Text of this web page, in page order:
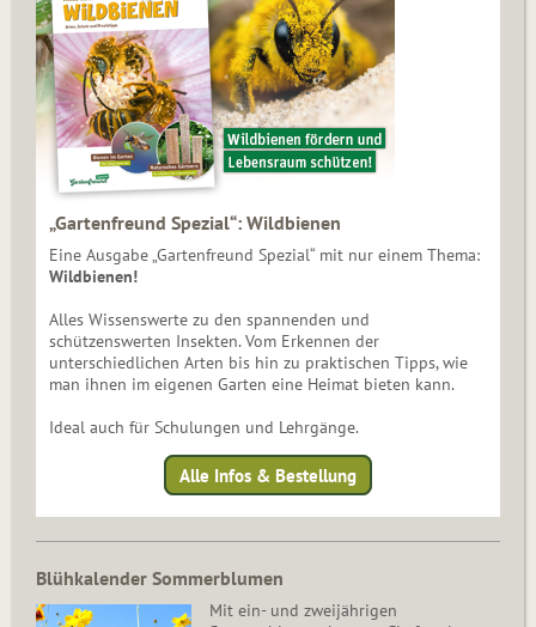
„Gartenfreund Spezial“: Wildbienen
Eine Ausgabe „Gartenfreund Spezial“ mit nur einem Thema:
Wildbienen!
Alles Wissenswerte zu den spannenden und
schützenswerten Insekten. Vom Erkennen der
unterschiedlichen Arten bis hin zu praktischen Tipps, wie
man ihnen im eigenen Garten eine Heimat bieten kann.
Ideal auch für Schulungen und Lehrgänge.
Alle Infos & Bestellung
Blühkalender Sommerblumen
Mit ein- und zweijährigen